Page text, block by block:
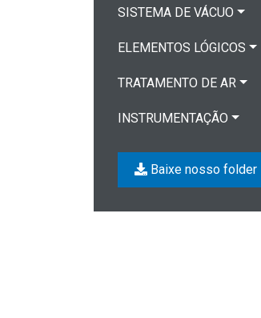
SISTEMA DE VÁCUO
ELEMENTOS LÓGICOS
TRATAMENTO DE AR
INSTRUMENTAÇÃO
Baixe nosso folder